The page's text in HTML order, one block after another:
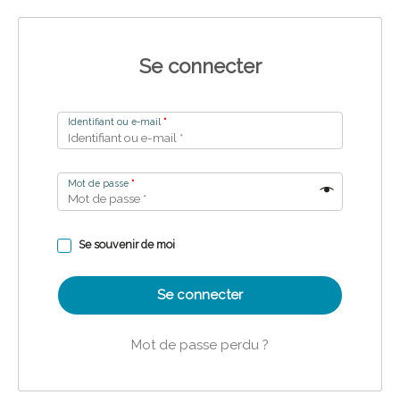
Se connecter
Identifiant ou e-mail *
Mot de passe *
Se souvenir de moi
Se connecter
Mot de passe perdu ?